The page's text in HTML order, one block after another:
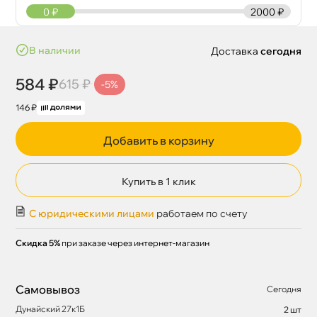
2000 ₽
0 ₽
наличии
584 ₽615 ₽ -5%
146 ₽
Доставка сегодня
Добавить в корзину
Купить в 1 клик
С юридическими лицами работаем по счету
Скидка 5% при заказе через интернет-магазин
Самовывоз
Сегодня
Дунайский 27к1Б
2 шт